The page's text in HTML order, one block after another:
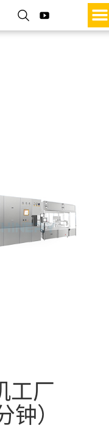
工厂
）